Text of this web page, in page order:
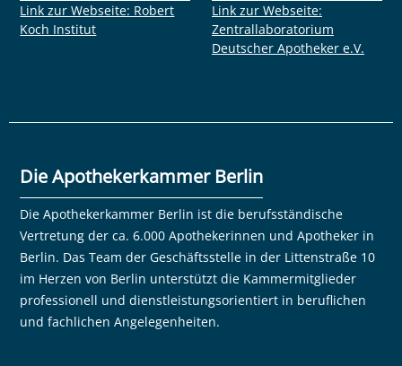
Link zur Webseite: Robert
Koch Institut
Link zur Webseite:
Zentrallaboratorium
Deutscher Apotheker e.V.
Die Apothekerkammer Berlin
Die Apothekerkammer Berlin ist die berufsständische
Vertretung der ca. 6.000 Apothekerinnen und Apotheker in
Berlin. Das Team der Geschäftsstelle in der Littenstraße 10
im Herzen von Berlin unterstützt die Kammermitglieder
professionell und dienstleistungsorientiert in beruflichen
und fachlichen Angelegenheiten.